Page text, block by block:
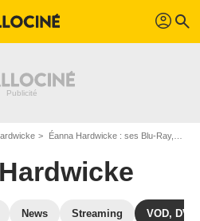
profil search
Éanna Hardwicke : ses Blu-Ray, DVD, VOD, SVOD
News Streaming VOD, DVD